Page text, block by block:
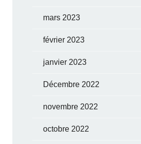
mars 2023
février 2023
janvier 2023
Décembre 2022
novembre 2022
octobre 2022